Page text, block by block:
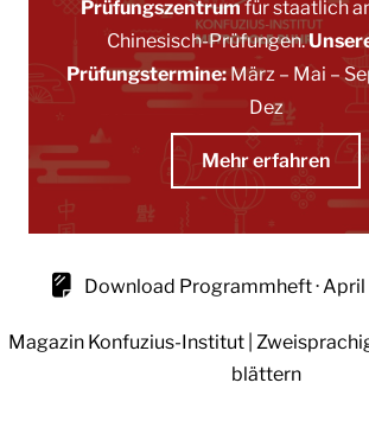
Prüfungszentrumfür staatlich
Chinesisch-Prüfungen.
Prüfungstermine: März – Mai –
Dez
Mehr erfahren
Download Programmheft ·
Magazin Konfuzius-Institut |
blättern